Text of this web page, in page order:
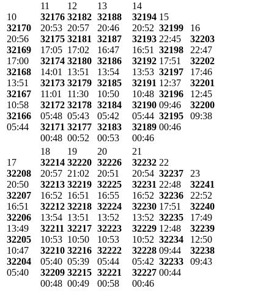
10
32170
20:56
32169
17:00
32168
13:51
32167
10:58
32166
05:44
11
32176
20:53
32175
17:05
32174
14:01
32173
11:01
32172
05:48
32171
00:48
12
32182
20:57
32181
17:02
32180
13:51
32179
11:30
32178
05:43
32177
00:52
13
32188
20:46
32187
16:47
32186
13:54
32185
10:50
32184
05:42
32183
00:53
14
32194
20:52
32193
16:51
32192
13:53
32191
10:48
32190
05:44
32189
00:46
15
32199
22:45
32198
17:51
32197
12:37
32196
09:46
32195
00:46
16
32203
22:47
32202
17:46
32201
12:45
32200
09:38
17
32208
20:50
32207
16:51
32206
13:49
32205
10:47
32204
05:40
18
32214
20:57
32213
16:52
32212
13:54
32211
10:53
32210
05:40
32209
00:48
19
32220
21:02
32219
16:51
32218
13:51
32217
10:50
32216
05:39
32215
00:49
20
32226
20:51
32225
16:55
32224
13:52
32223
10:53
32222
05:44
32221
00:58
21
32232
20:54
32231
16:52
32230
13:52
32229
10:52
32228
05:42
32227
00:46
22
32237
22:48
32236
17:51
32235
12:48
32234
09:44
32233
00:44
23
32241
22:52
32240
17:49
32239
12:50
32238
09:43